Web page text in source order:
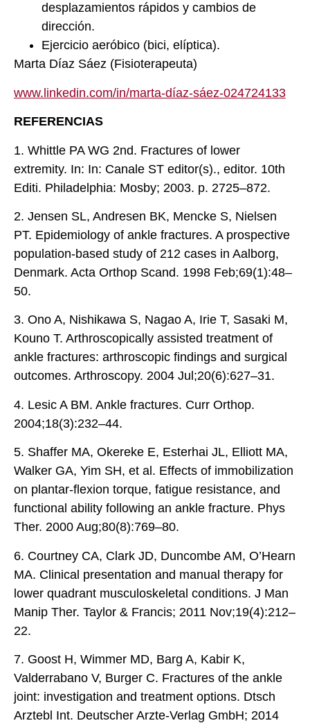
desplazamientos rápidos y cambios de
dirección.
Ejercicio aeróbico (bici, elíptica).
Marta Díaz Sáez (Fisioterapeuta)
www.linkedin.com/in/marta-díaz-sáez-024724133
REFERENCIAS
1. Whittle PA WG 2nd. Fractures of lower
extremity. In: In: Canale ST editor(s)., editor. 10th
Editi. Philadelphia: Mosby; 2003. p. 2725–872.
2. Jensen SL, Andresen BK, Mencke S, Nielsen
PT. Epidemiology of ankle fractures. A prospective
population-based study of 212 cases in Aalborg,
Denmark. Acta Orthop Scand. 1998 Feb;69(1):48–
50.
3. Ono A, Nishikawa S, Nagao A, Irie T, Sasaki M,
Kouno T. Arthroscopically assisted treatment of
ankle fractures: arthroscopic findings and surgical
outcomes. Arthroscopy. 2004 Jul;20(6):627–31.
4. Lesic A BM. Ankle fractures. Curr Orthop.
2004;18(3):232–44.
5. Shaffer MA, Okereke E, Esterhai JL, Elliott MA,
Walker GA, Yim SH, et al. Effects of immobilization
on plantar-flexion torque, fatigue resistance, and
functional ability following an ankle fracture. Phys
Ther. 2000 Aug;80(8):769–80.
6. Courtney CA, Clark JD, Duncombe AM, O’Hearn
MA. Clinical presentation and manual therapy for
lower quadrant musculoskeletal conditions. J Man
Manip Ther. Taylor & Francis; 2011 Nov;19(4):212–
22.
7. Goost H, Wimmer MD, Barg A, Kabir K,
Valderrabano V, Burger C. Fractures of the ankle
joint: investigation and treatment options. Dtsch
Arztebl Int. Deutscher Arzte-Verlag GmbH; 2014